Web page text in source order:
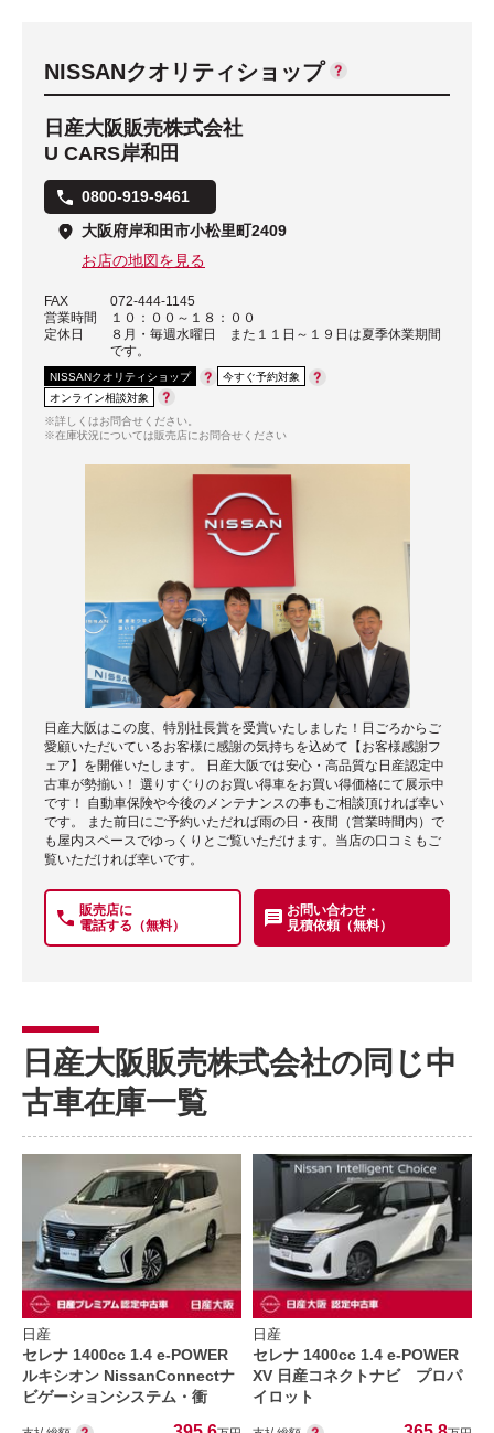
NISSANクオリティショップ
日産大阪販売株式会社
U CARS岸和田
0800-919-9461
大阪府岸和田市小松里町2409
お店の地図を見る
FAX
072-444-1145
営業時間
１０：００～１８：００
定休日
８月・毎週水曜日 また１１日～１９日は夏季休業期間
です。
NISSANクオリティショップ
今すぐ予約対象
オンライン相談対象
※詳しくはお問合せください。
※在庫状況については販売店にお問合せください
日産大阪はこの度、特別社長賞を受賞いたしました！日ごろからご
愛顧いただいているお客様に感謝の気持ちを込めて【お客様感謝フ
ェア】を開催いたします。 日産大阪では安心・高品質な日産認定中
古車が勢揃い！ 選りすぐりのお買い得車をお買い得価格にて展示中
です！ 自動車保険や今後のメンテナンスの事もご相談頂ければ幸い
です。 また前日にご予約いただれば雨の日・夜間（営業時間内）で
も屋内スペースでゆっくりとご覧いただけます。当店の口コミもご
覧いただければ幸いです。
販売店に
電話する（無料）
お問い合わせ・
見積依頼（無料）
日産大阪販売株式会社の同じ中
古車在庫一覧
日産
セレナ 1400cc 1.4 e-POWER
ルキシオン NissanConnectナ
ビゲーションシステム・衝
日産
セレナ 1400cc 1.4 e-POWER
XV 日産コネクトナビ プロパ
イロット